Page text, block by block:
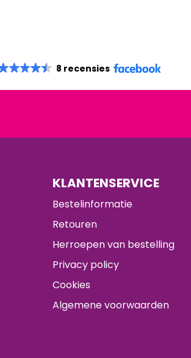
8 recensies
KLANTENSERVICE
Bestelinformatie
Retouren
Herroepen van bestelling
Privacy policy
Cookies
Algemene voorwaarden